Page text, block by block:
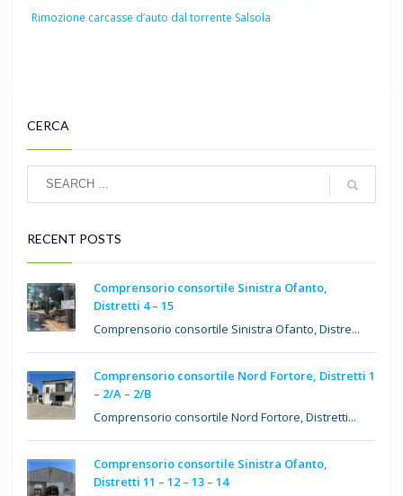
Rimozione carcasse d’auto dal torrente Salsola
CERCA
RECENT POSTS
Comprensorio consortile Sinistra Ofanto,
Distretti 4 – 15
Comprensorio consortile Sinistra Ofanto, Distre...
Comprensorio consortile Nord Fortore, Distretti 1
– 2/A – 2/B
Comprensorio consortile Nord Fortore, Distretti...
Comprensorio consortile Sinistra Ofanto,
Distretti 11 – 12 – 13 – 14